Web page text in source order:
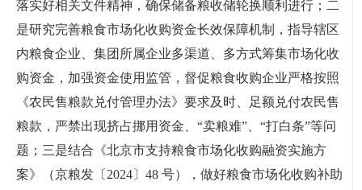
落实好相关文件精神，确保储备粮收储轮换顺利进行；二
是研究完善粮食市场化收购资金长效保障机制，指导辖区
内粮食企业、集团所属企业多渠道、多方式筹集市场化收
购资金，加强资金使用监管，督促粮食收购企业严格按照
《农民售粮款兑付管理办法》要求及时、足额兑付农民售
粮款，严禁出现挤占挪用资金、“卖粮难”、“打白条”等问
题；三是结合《北京市支持粮食市场化收购融资实施方
案》（京粮发〔2024〕48 号），做好粮食市场化收购补助